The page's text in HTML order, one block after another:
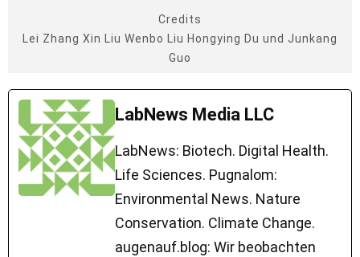
Credits
Lei Zhang Xin Liu Wenbo Liu Hongying Du und Junkang
Guo
LabNews Media LLC
LabNews: Biotech. Digital Health.
Life Sciences. Pugnalom:
Environmental News. Nature
Conservation. Climate Change.
augenauf.blog: Wir beobachten